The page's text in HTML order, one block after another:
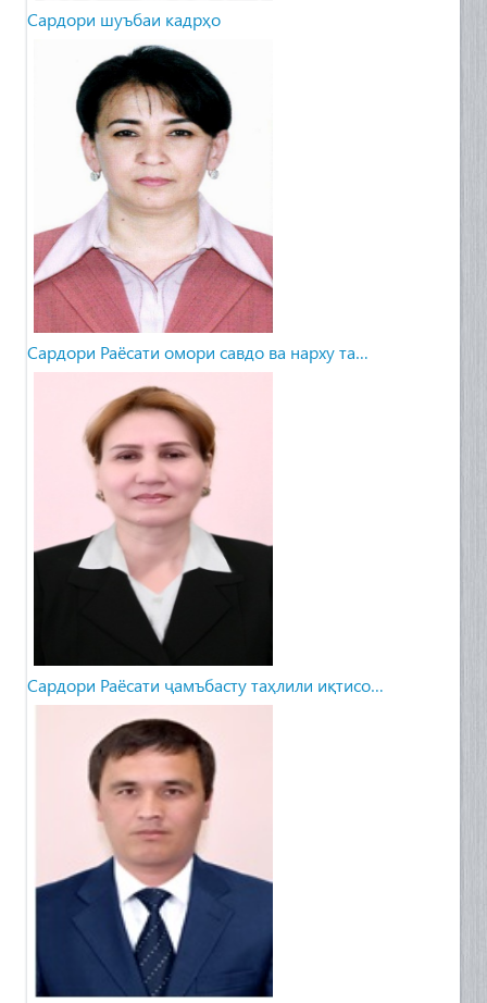
Сардори шуъбаи кадрҳо
Сардори Раёсати омори савдо ва нарху та…
Сардори Раёсати ҷамъбасту таҳлили иқтисо…